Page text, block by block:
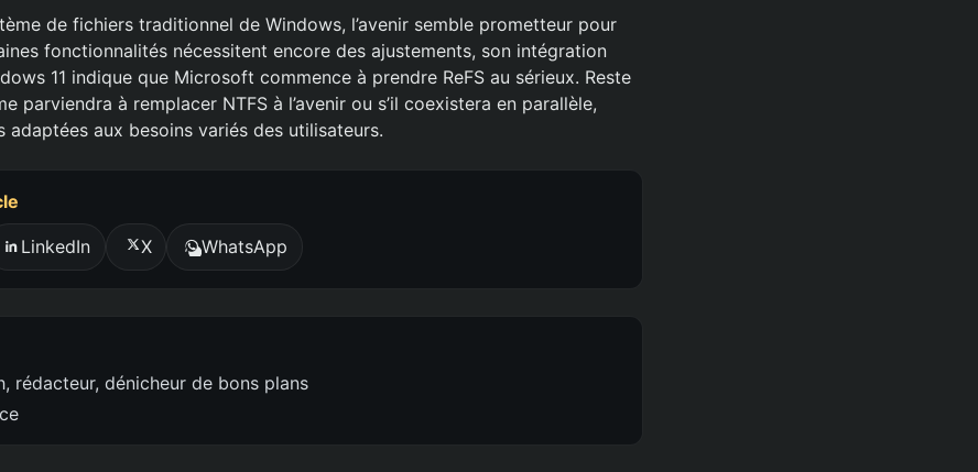
de fichiers traditionnel de Windows, l’avenir semble prometteur pour
fonctionnalités nécessitent encore des ajustements, son intégration
11 indique que Microsoft commence à prendre ReFS au sérieux. Reste
parviendra à remplacer NTFS à l’avenir ou s’il coexistera en parallèle,
aux besoins variés des utilisateurs.
LinkedIn X WhatsApp
rédacteur, dénicheur de bons plans